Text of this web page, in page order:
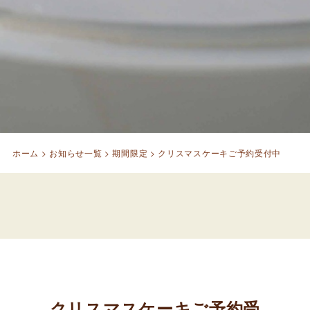
ホーム > お知らせ一覧 >期間限定 > クリスマスケーキご予約受付中